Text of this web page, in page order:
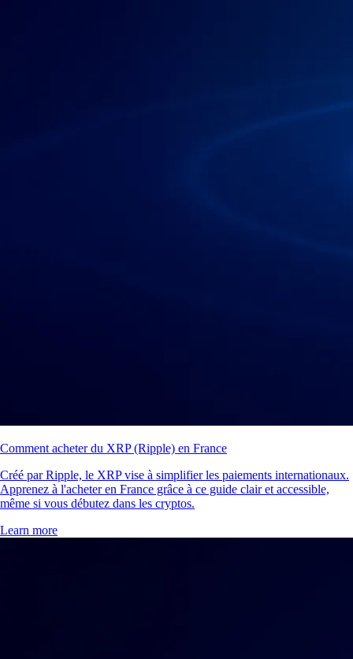
Comment acheter du XRP (Ripple) en France
Créé par Ripple, le XRP vise à simplifier les paiements internationaux.
Apprenez à l'acheter en France grâce à ce guide clair et accessible,
même si vous débutez dans les cryptos.
Learn more